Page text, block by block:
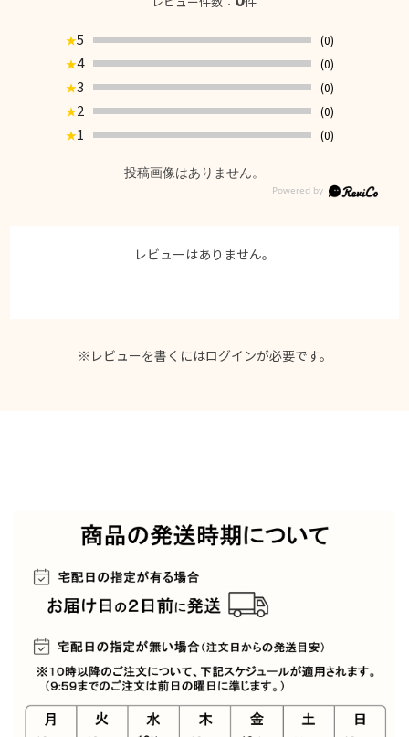
★5
(0)
★4
(0)
★3
(0)
★2
(0)
★1 (0)
投稿画像はありません。
レビューはありません。
※レビューを書くにはログインが必要です。